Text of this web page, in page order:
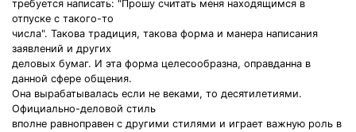
требуется написать: "Прошу считать меня находящимся в
отпуске с такого-то
числа". Такова традиция, такова форма и манера написания
заявлений и других
деловых бумаг. И эта форма целесообразна, оправданна в
данной сфере общения.
Она вырабатывалась если не веками, то десятилетиями.
Официально-деловой стиль
вполне равноправен с другими стилями и играет важную роль в